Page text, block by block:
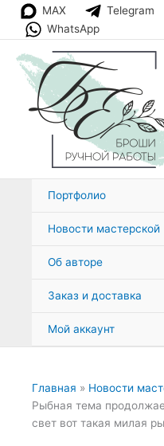
Перейти
содержимому
MAX Telegram
WhatsApp
Портфолио
Новости мастерской
Об авторе
Заказ и доставка
Мой аккаунт
Главная
Новости
Рыбная тема
свет вот такая милая